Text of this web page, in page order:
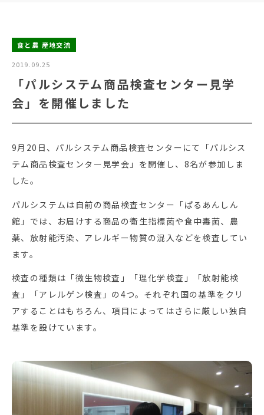
食と農 産地交流
2019.09.25
「パルシステム商品検査センター見学
会」を開催しました
9月20日、パルシステム商品検査センターにて「パルシス
テム商品検査センター見学会」を開催し、8名が参加しま
した。
パルシステムは自前の商品検査センター「ぱるあんしん
館」では、お届けする商品の衛生指標菌や食中毒菌、農
薬、放射能汚染、アレルギー物質の混入などを検査してい
ます。
検査の種類は「微生物検査」「理化学検査」「放射能検
査」「アレルゲン検査」の4つ。それぞれ国の基準をクリ
アすることはもちろん、項目によってはさらに厳しい独自
基準を設けています。